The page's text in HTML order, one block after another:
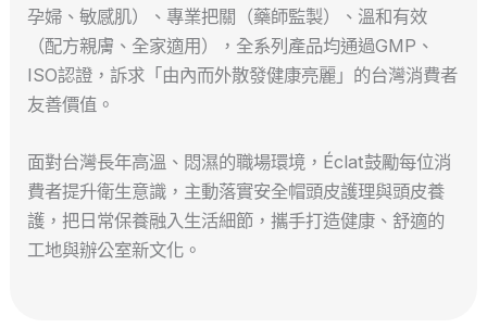
孕婦、敏感肌）、專業把關（藥師監製）、溫和有效
（配方親膚、全家適用），全系列產品均通過GMP、
ISO認證，訴求「由內而外散發健康亮麗」的台灣消費者
友善價值。
面對台灣長年高溫、悶濕的職場環境，Éclat鼓勵每位消
費者提升衛生意識，主動落實安全帽頭皮護理與頭皮養
護，把日常保養融入生活細節，攜手打造健康、舒適的
工地與辦公室新文化。